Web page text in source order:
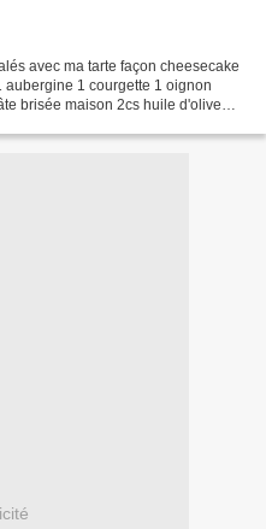
avec ma tarte façon cheesecake
aubergine 1 courgette 1 oignon
brisée maison 2cs huile d'olive